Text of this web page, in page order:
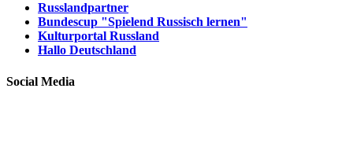
Russlandpartner
Bundescup "Spielend Russisch lernen"
Kulturportal Russland
Hallo Deutschland
Social Media